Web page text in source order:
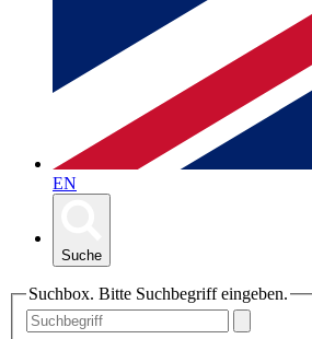
EN
Suche
Suchbox. Bitte Suchbegriff eingeben.